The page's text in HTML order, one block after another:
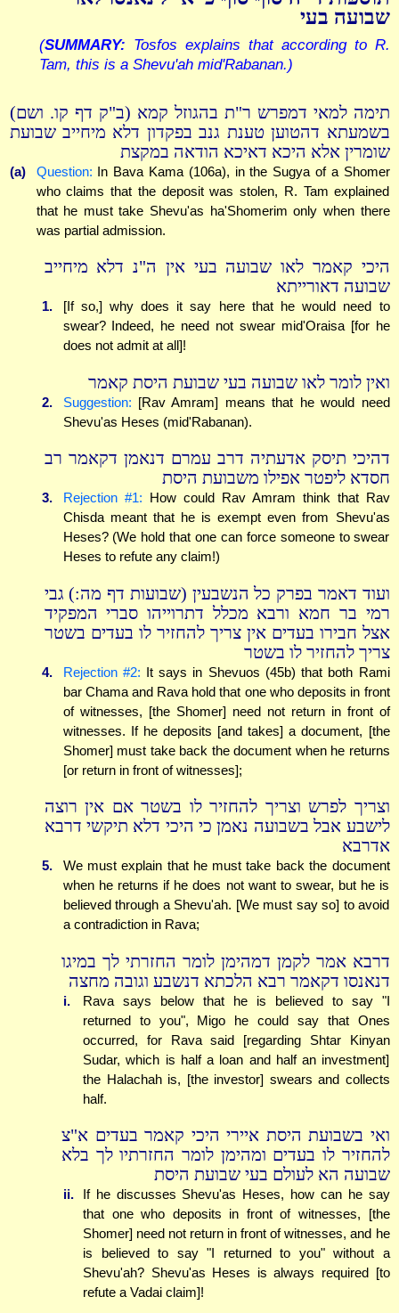
שבועה בעי
(SUMMARY: Tosfos explains that according to R.
Tam, this is a Shevu'ah mid'Rabanan.)
תימה למאי דמפרש ר"ת בהגוזל קמא (ב"ק דף קו. ושם)
בשמעתא דהטוען טענת גנב בפקדון דלא מיחייב שבועת
שומרין אלא היכא דאיכא הודאה במקצת
(a) Question: In Bava Kama (106a), in the Sugya of a Shomer
who claims that the deposit was stolen, R. Tam explained
that he must take Shevu'as ha'Shomerim only when there
was partial admission.
היכי קאמר לאו שבועה בעי אין ה"נ דלא מיחייב
שבועה דאורייתא
1.
[If so,] why does it say here that he would need to
swear? Indeed, he need not swear mid'Oraisa [for he
does not admit at all]!
ואין לומר לאו שבועה בעי שבועת היסת קאמר
2. Suggestion: [Rav Amram] means that he would need
Shevu'as Heses (mid'Rabanan).
דהיכי תיסק אדעתיה דרב עמרם דנאמן דקאמר רב
חסדא ליפטר אפילו משבועת היסת
3. Rejection #1: How could Rav Amram think that Rav
Chisda meant that he is exempt even from Shevu'as
Heses? (We hold that one can force someone to swear
Heses to refute any claim!)
ועוד דאמר בפרק כל הנשבעין (שבועות דף מה:) גבי
רמי בר חמא ורבא מכלל דתרוייהו סברי המפקיד
אצל חבירו בעדים אין צריך להחזיר לו בעדים בשטר
צריך להחזיר לו בשטר
4. Rejection #2: It says in Shevuos (45b) that both Rami
bar Chama and Rava hold that one who deposits in front
of witnesses, [the Shomer] need not return in front of
witnesses. If he deposits [and takes] a document, [the
Shomer] must take back the document when he returns
[or return in front of witnesses];
וצריך לפרש וצריך להחזיר לו בשטר אם אין רוצה
לישבע אבל בשבועה נאמן כי היכי דלא תיקשי דרבא
אדרבא
5.
We must explain that he must take back the document
when he returns if he does not want to swear, but he is
believed through a Shevu'ah. [We must say so] to avoid
a contradiction in Rava;
דרבא אמר לקמן דמהימן לומר החזרתי לך במיגו
דנאנסו דקאמר רבא הלכתא דנשבע וגובה מחצה
i.
Rava says below that he is believed to say "I
returned to you", Migo he could say that Ones
occurred, for Rava said [regarding Shtar Kinyan
Sudar, which is half a loan and half an investment]
the Halachah is, [the investor] swears and collects
half.
ואי בשבועת היסת איירי היכי קאמר בעדים א"צ
להחזיר לו בעדים ומהימן לומר החזרתיו לך בלא
שבועה הא לעולם בעי שבועת היסת
ii.
If he discusses Shevu'as Heses, how can he say
that one who deposits in front of witnesses, [the
Shomer] need not return in front of witnesses, and he
is believed to say "I returned to you" without a
Shevu'ah? Shevu'as Heses is always required [to
refute a Vadai claim]!